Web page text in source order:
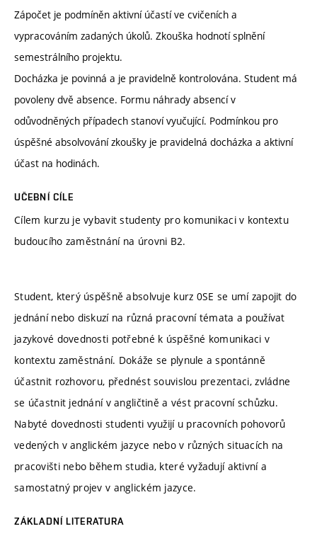
Zápočet je podmíněn aktivní účastí ve cvičeních a
vypracováním zadaných úkolů. Zkouška hodnotí splnění
semestrálního projektu.
Docházka je povinná a je pravidelně kontrolována. Student má
povoleny dvě absence. Formu náhrady absencí v
odůvodněných případech stanoví vyučující. Podmínkou pro
úspěšné absolvování zkoušky je pravidelná docházka a aktivní
účast na hodinách.
UČEBNÍ CÍLE
Cílem kurzu je vybavit studenty pro komunikaci v kontextu
budoucího zaměstnání na úrovni B2.
Student, který úspěšně absolvuje kurz 0SE se umí zapojit do
jednání nebo diskuzí na různá pracovní témata a používat
jazykové dovednosti potřebné k úspěšné komunikaci v
kontextu zaměstnání. Dokáže se plynule a spontánně
účastnit rozhovoru, přednést souvislou prezentaci, zvládne
se účastnit jednání v angličtině a vést pracovní schůzku.
Nabyté dovednosti studenti využijí u pracovních pohovorů
vedených v anglickém jazyce nebo v různých situacích na
pracovišti nebo během studia, které vyžadují aktivní a
samostatný projev v anglickém jazyce.
ZÁKLADNÍ LITERATURA